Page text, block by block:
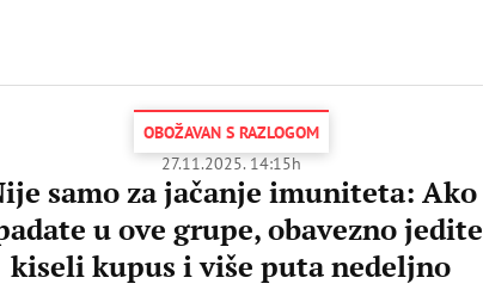
OBOŽAVAN S RAZLOGOM
27.11.2025. 14:15h
samo za jačanje imuniteta: Ako
u ove grupe, obavezno jedite
kiseli kupus i više puta nedeljno